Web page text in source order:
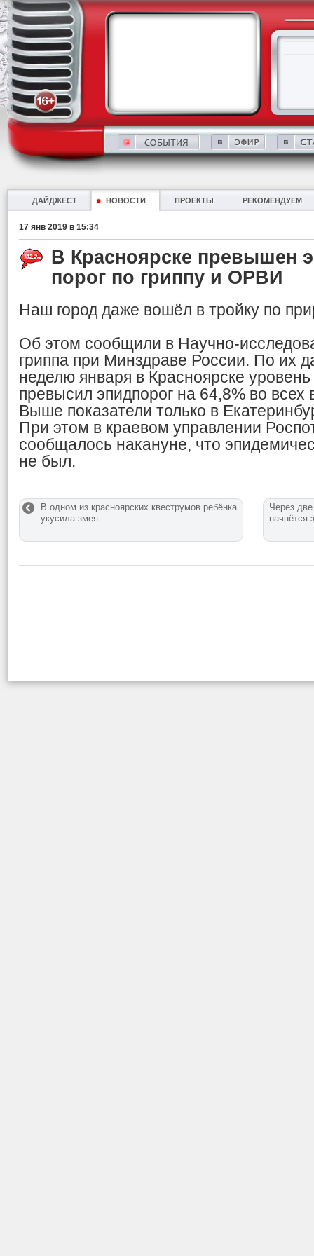
ДАЙДЖЕСТ НОВОСТИ ПРОЕКТЫ РЕКОМЕНДУЕМ
17 янв 2019 в 15:34
В Красноярске превышен
порог по гриппу и ОРВИ
Наш город даже вошёл в тройку по
Об этом сообщили в Научно-
гриппа при Минздраве России. По их
неделю января в Красноярске
превысил эпидпорог на 64,8% во всех
Выше показатели только в
При этом в краевом управлении
сообщалось накануне, что
не был.
В одном из красноярских квеструмов ребёнка
укусила змея
Через
начнётся